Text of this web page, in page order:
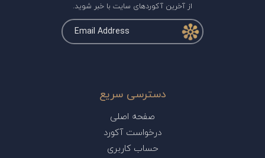
از آخرین آکوردهای سایت با خبر شوید.
دسترسی سریع
صفحه اصلی
درخواست آکورد
حساب کاربری